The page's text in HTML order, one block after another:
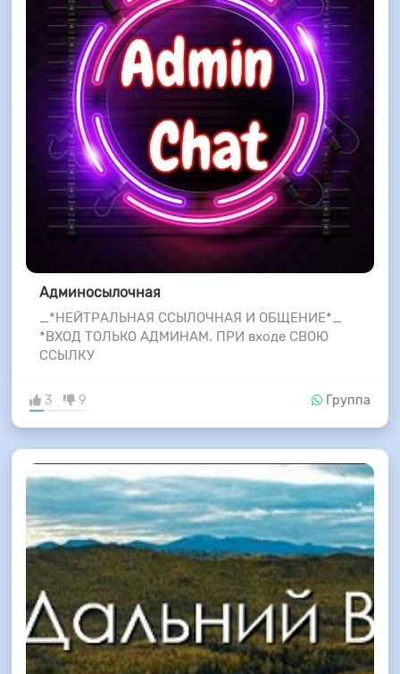
Админосылочная
_*НЕЙТРАЛЬНАЯ ССЫЛОЧНАЯ И ОБЩЕНИЕ*_
*ВХОД ТОЛЬКО АДМИНАМ. ПРИ входе СВОЮ
ССЫЛКУ
3 9 Группа